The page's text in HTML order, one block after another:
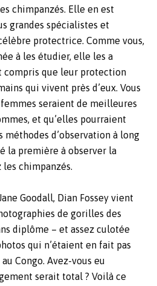
chimpanzés. Elle en est
grandes spécialistes et
protectrice. Comme vous,
à les étudier, elle les a
compris que leur protection
qui vivent près d’eux. Vous
seraient de meilleures
et qu’elles pourraient
d’observation à long
la première à observer la
chimpanzés.
Goodall, Dian Fossey vient
de gorilles des
diplôme – et assez culotée
qui n’étaient en fait pas
Congo. Avez-vous eu
serait total ? Voilà ce